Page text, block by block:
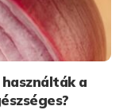
a